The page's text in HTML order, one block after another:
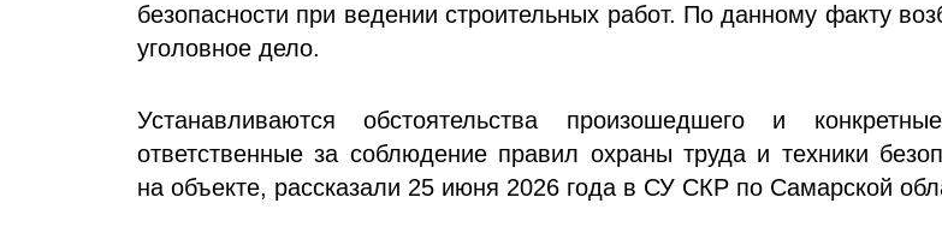
безопасности при ведении строительных работ. По данному факту
уголовное дело.
Устанавливаются обстоятельства произошедшего и
ответственные за соблюдение правил охраны труда и техники
на объекте, рассказали 25 июня 2026 года в СУ СКР по Самарской